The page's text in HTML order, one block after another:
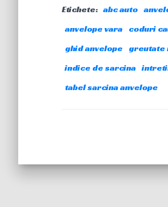
Etichete: abc auto
anvelope vara
coduri
ghid anvelope
greutate
indice de sarcina
tabel sarcina anvelope